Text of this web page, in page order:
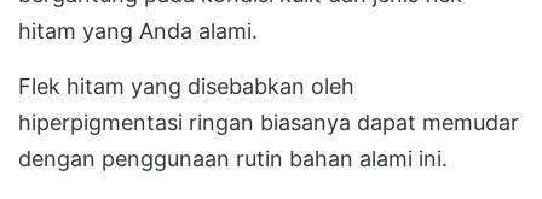
hitam yang Anda alami.
Flek hitam yang disebabkan oleh
hiperpigmentasi ringan biasanya dapat memudar
dengan penggunaan rutin bahan alami ini.